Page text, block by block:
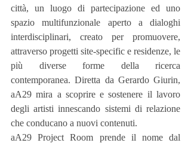
città, un luogo di partecipazione ed uno
spazio multifunzionale aperto a dialoghi
interdisciplinari, creato per promuovere,
attraverso progetti site-specific e residenze, le
più diverse forme della ricerca
contemporanea. Diretta da Gerardo Giurin,
aA29 mira a scoprire e sostenere il lavoro
degli artisti innescando sistemi di relazione
che conducano a nuovi contenuti.
aA29 Project Room prende il nome dal